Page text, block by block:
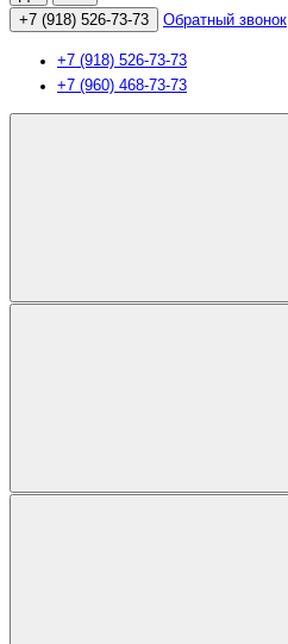
+7 (918) 526-73-73 Обратный звонок
+7 (918) 526-73-73
+7 (960) 468-73-73